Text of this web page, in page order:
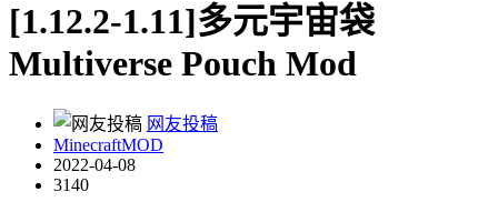
[1.12.2-1.11]多元宇宙袋
Multiverse Pouch Mod
网友投稿
MinecraftMOD
2022-04-08
3140